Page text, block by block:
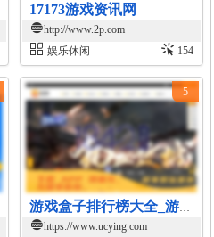
17173游戏资讯网
http://www.2p.com
娱乐休闲
154
https://www.ucying.com
5